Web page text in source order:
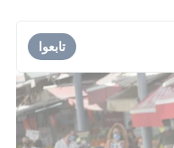
تابعوا